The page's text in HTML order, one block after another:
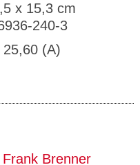
x 15,3 cm
240-3
25,60 (A)
Frank Brenner